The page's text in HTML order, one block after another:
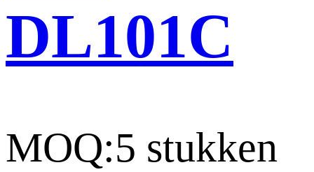
DL101C
MOQ:5 stukken